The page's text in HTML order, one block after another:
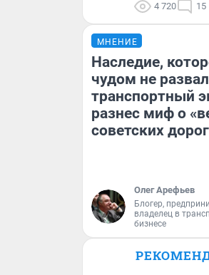
4 720 15
МНЕНИЕ
Наследие,
чудом не
транспортный
разнес миф о
советских
Олег Арефьев
Блогер,
владелец в
бизнесе